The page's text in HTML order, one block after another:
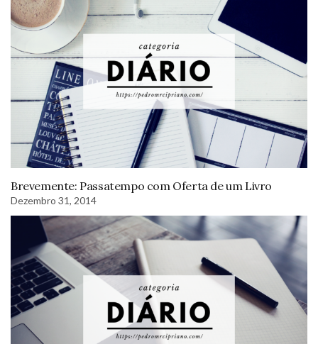
Brevemente: Passatempo com Oferta de um Livro
Dezembro 31, 2014